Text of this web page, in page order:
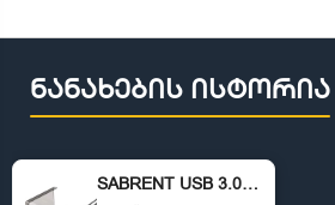
ნანახების ისტორია
SABRENT USB 3.0 to SATA External Hard Drive